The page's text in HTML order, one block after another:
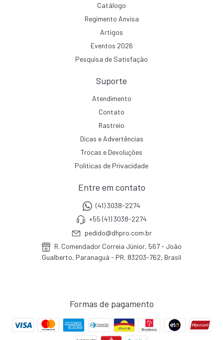
Catálogo
Regimento Anvisa
Artigos
Eventos 2026
Pesquisa de Satisfação
Suporte
Atendimento
Contato
Rastreio
Dicas e Advertências
Trocas e Devoluções
Políticas de Privacidade
Entre em contato
(41) 3038-2274
+55 (41) 3038-2274
pedido@dhpro.com.br
R. Comendador Correia Júnior, 567 - João
Gualberto, Paranaguá - PR, 83203-762, Brasil
Formas de pagamento